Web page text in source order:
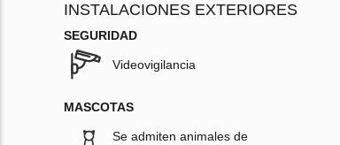
INSTALACIONES EXTERIORES
SEGURIDAD
Videovigilancia
MASCOTAS
Se admiten animales de